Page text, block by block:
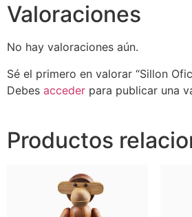
Valoraciones
No hay valoraciones aún.
Sé el primero en valorar “Sillon
Debes acceder para publicar una
Productos